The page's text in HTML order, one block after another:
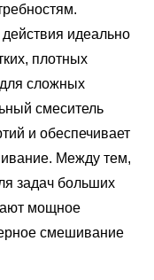
идеально
плотных
сложных
смеситель
и обеспечивает
Между тем,
задач больших
мощное
смешивание